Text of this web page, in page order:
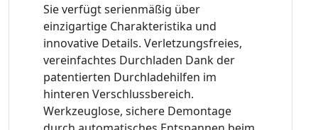
Sie verfügt serienmäßig über
einzigartige Charakteristika und
innovative Details. Verletzungsfreies,
vereinfachtes Durchladen Dank der
patentierten Durchladehilfen im
hinteren Verschlussbereich.
Werkzeuglose, sichere Demontage